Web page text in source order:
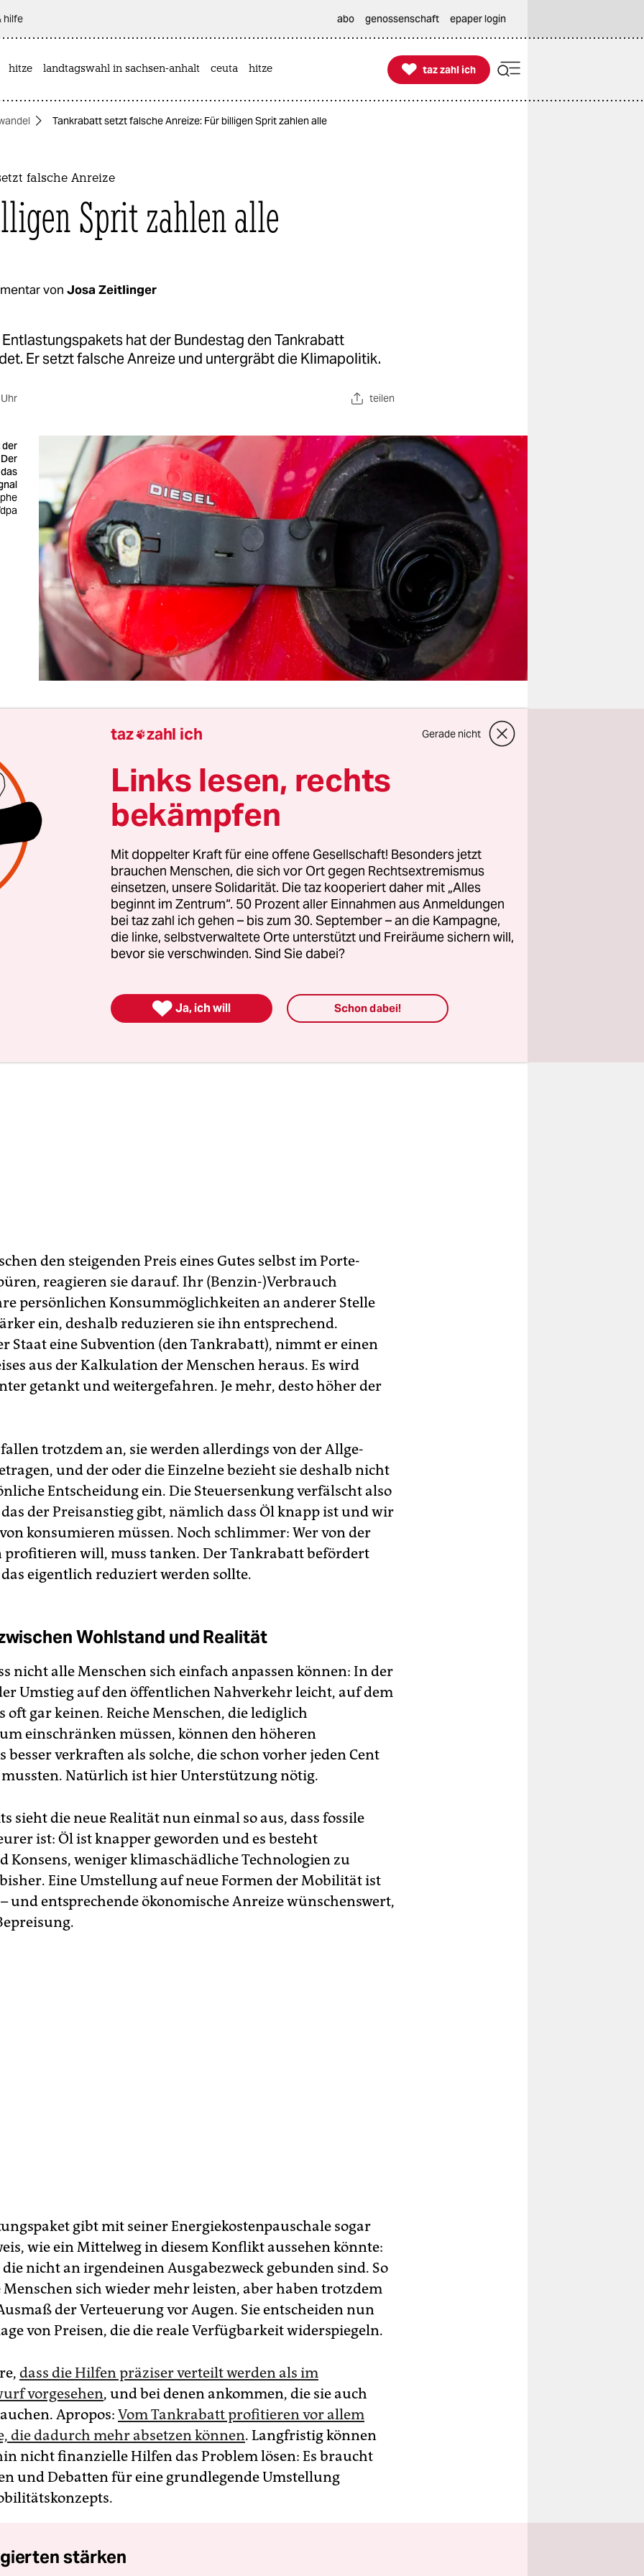
hilfe abo genossenschaft epaper login
hitze landtagswahl in sachsen-anhalt ceuta hitze 
taz zahl ich
taz zahl ich
Tankrabatt setzt falsche Anreize: Für billigen Sprit zahlen alle
falsche Anreize
Sprit zahlen alle
von Josa Zeitlinger
Entlastungspakets hat der Bundestag den Tankrabatt
Er setzt falsche Anreize und untergräbt die Klimapolitik.
teilen
der
Energieentlastungspakets hat der Bundestag in der
Freitag neben dem 9-Euro-Ticket auch den Tankrabatt
eine Steuersenkung für Diesel und Benzin. Unter
des FDP-geführten Finanzministeriums wird ein
in den freien Markt getätigt.
Koalitionspartnerführt damit nicht nur einen seiner
ad absurdum, er liefert auch ein
Beispiel für die Verzerrungen, die ein solcher Eingriff
Ein Tankrabatt setzt falsche Anreize. Das ist
– politisch alternativlos ist es allerdings keineswegs.
den steigenden Preis eines Gutes selbst im Porte-
reagieren sie darauf. Ihr (Benzin-)Verbrauch
persönlichen Konsummöglichkeiten an anderer Stelle
ein, deshalb reduzieren sie ihn entsprechend.
Staat eine Subvention (den Tankrabatt), nimmt er einen
aus der Kalkulation der Menschen heraus. Es wird
getankt und weitergefahren. Je mehr, desto höher der
trotzdem an, sie werden allerdings von der Allge-
und der oder die Einzelne bezieht sie deshalb nicht
Entscheidung ein. Die Steuersenkung verfälscht also
der Preisanstieg gibt, nämlich dass Öl knapp ist und wir
konsumieren müssen. Noch schlimmer: Wer von der
profitieren will, muss tanken. Der Tankrabatt befördert
das eigentlich reduziert werden sollte.
Wohlstand und Realität
nicht alle Menschen sich einfach anpassen können: In der
Umstieg auf den öffentlichen Nahverkehr leicht, auf dem
oft gar keinen. Reiche Menschen, die lediglich
einschränken müssen, können den höheren
besser verkraften als solche, die schon vorher jeden Cent
Natürlich ist hier Unterstützung nötig.
sieht die neue Realität nun einmal so aus, dass fossile
ist: Öl ist knapper geworden und es besteht
Konsens, weniger klimaschädliche Technologien zu
Eine Umstellung auf neue Formen der Mobilität ist
und entsprechende ökonomische Anreize wünschenswert,
gibt mit seiner Energiekostenpauschale sogar
wie ein Mittelweg in diesem Konflikt aussehen könnte:
die nicht an irgendeinen Ausgabezweck gebunden sind. So
sich wieder mehr leisten, aber haben trotzdem
der Verteuerung vor Augen. Sie entscheiden nun
von Preisen, die die reale Verfügbarkeit widerspiegeln.
dass die Hilfen präziser verteilt werden als im
vorgesehen, und bei denen ankommen, die sie auch
Apropos: Vom Tankrabatt profitieren vor allem
die dadurch mehr absetzen können. Langfristig können
nicht finanzielle Hilfen das Problem lösen: Es braucht
und Debatten für eine grundlegende Umstellung
stärken
taz zahl ich Gerade nicht
Links lesen, rechts
bekämpfen
Mit doppelter Kraft für eine offene Gesellschaft! Besonders jetzt
brauchen Menschen, die sich vor Ort gegen Rechtsextremismus
einsetzen, unsere Solidarität. Die taz kooperiert daher mit „Alles
beginnt im Zentrum“. 50 Prozent aller Einnahmen aus Anmeldungen
bei taz zahl ich gehen – bis zum 30. September – an die Kampagne,
die linke, selbstverwaltete Orte unterstützt und Freiräume sichern will,
bevor sie verschwinden. Sind Sie dabei?
 Ja, ich will Schon dabei!